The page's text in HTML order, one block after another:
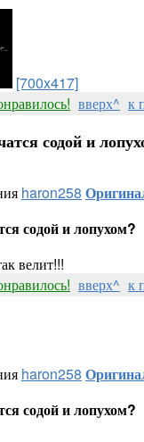
[700x417]
вверх^ к
содой и
haron258
содой и лопухом?
велит!!!
вверх^ к
haron258
содой и лопухом?